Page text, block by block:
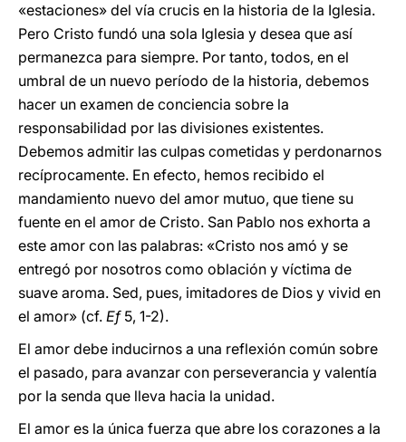
«estaciones» del vía crucis en la historia de la Iglesia.
Pero Cristo fundó una sola Iglesia y desea que así
permanezca para siempre. Por tanto, todos, en el
umbral de un nuevo período de la historia, debemos
hacer un examen de conciencia sobre la
responsabilidad por las divisiones existentes.
Debemos admitir las culpas cometidas y perdonarnos
recíprocamente. En efecto, hemos recibido el
mandamiento nuevo del amor mutuo, que tiene su
fuente en el amor de Cristo. San Pablo nos exhorta a
este amor con las palabras: «Cristo nos amó y se
entregó por nosotros como oblación y víctima de
suave aroma. Sed, pues, imitadores de Dios y vivid en
el amor» (cf. Ef5, 1-2).
El amor debe inducirnos a una reflexión común sobre
el pasado, para avanzar con perseverancia y valentía
por la senda que lleva hacia la unidad.
El amor es la única fuerza que abre los corazones a la